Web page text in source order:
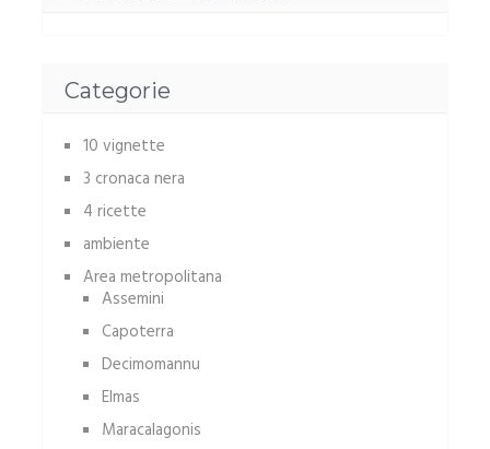
Categorie
10 vignette
3 cronaca nera
4 ricette
ambiente
Area metropolitana
Assemini
Capoterra
Decimomannu
Elmas
Maracalagonis